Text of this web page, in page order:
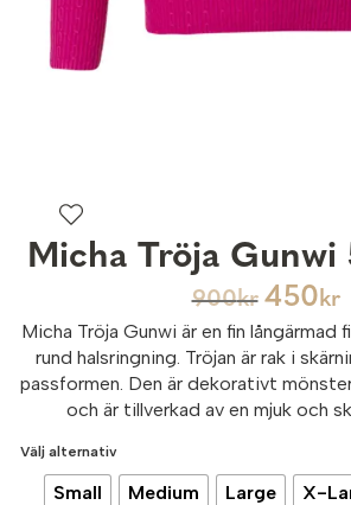
Micha Tröja Gunwi
900kr 450 kr
Micha Tröja Gunwi är en fin
rund halsringning. Tröjan är rak i
passformen. Den är dekorativt
och är tillverkad av en mjuk och
Välj alternativ
Small Medium Large X-